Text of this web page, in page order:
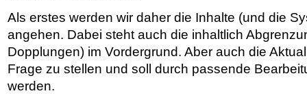
Als erstes werden wir daher die Inhalte (und die
angehen. Dabei steht auch die inhaltlich
Dopplungen) im Vordergrund. Aber auch die
Frage zu stellen und soll durch passende
werden.